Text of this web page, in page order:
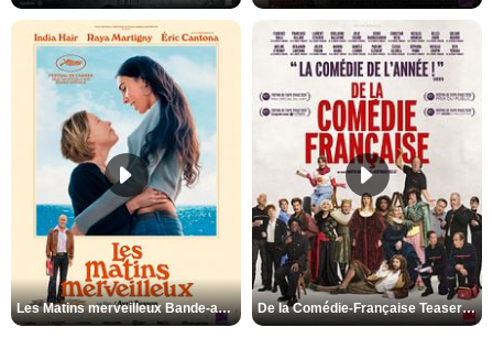
Les Matins merveilleux Bande-annonce VF De la Comédie-Française Teaser VF